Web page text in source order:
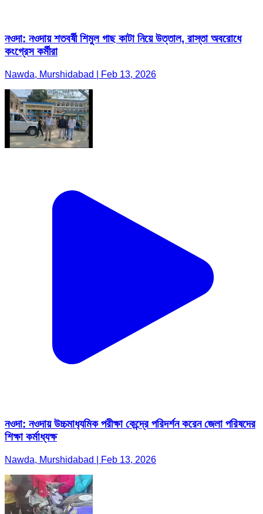
নওদা: নওদায় শতবর্ষী শিমুল গাছ কাটা নিয়ে উত্তাল, রাস্তা অবরোধে
কংগ্রেস কর্মীরা
Nawda, Murshidabad | Feb 13, 2026
নওদা: নওদায় উচ্চমাধ‍্যমিক পরীক্ষা কেন্দ্রে পরিদর্শন করেন জেলা পরিষদের
শিক্ষা কর্মাধ্যক্ষ
Nawda, Murshidabad | Feb 13, 2026